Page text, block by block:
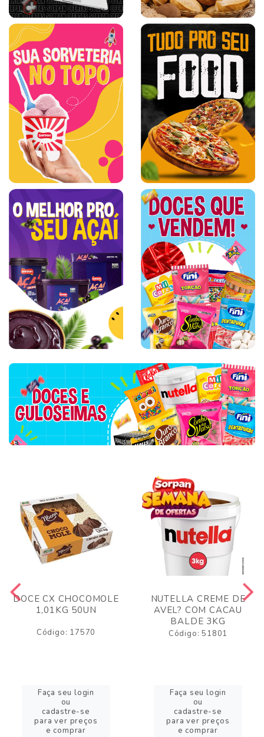
DOCE CX CHOCOMOLE
1,01KG 50UN
Código: 17570
Faça seu login
ou
cadastre-se
para ver preços
e comprar
NUTELLA CREME DE
AVEL? COM CACAU
BALDE 3KG
Código: 51801
Faça seu login
ou
cadastre-se
para ver preços
e comprar